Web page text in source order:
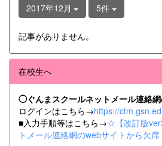
2017年12月 5件
記事がありません。
在校生へ
◯ぐんまスクールネットメール連絡
ログインはこちら→https://
■入力手順等はこちら→☆【改訂版
トメール連絡網のwebサイトから欠